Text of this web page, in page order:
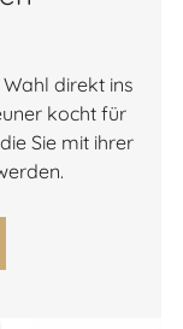
direkt ins
kocht für
Sie mit ihrer